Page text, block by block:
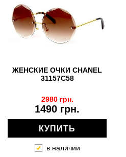
ЖЕНСКИЕ ОЧКИ CHANEL
31157C58
1490 грн.
2980 грн.
КУПИТЬ
в наличии